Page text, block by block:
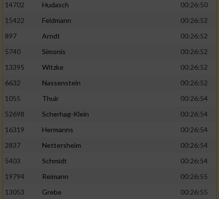
14702
Hudasch
00:26:50
15422
Feldmann
00:26:52
897
Arndt
00:26:52
5740
Simonis
00:26:52
13395
Witzke
00:26:52
6632
Nassenstein
00:26:52
1055
Thuir
00:26:54
52698
Scherhag-Klein
00:26:54
16319
Hermanns
00:26:54
2837
Nettersheim
00:26:54
5403
Schmidt
00:26:54
19794
Reimann
00:26:55
13053
Grebe
00:26:55